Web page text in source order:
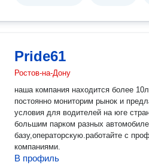
Pride61
Ростов-на-Дону
наша компания находится более
постоянно мониторим рынок и
условия для водителей на юге
большим парком разных
базу,операторскую.работайте с
компаниями.
В профиль